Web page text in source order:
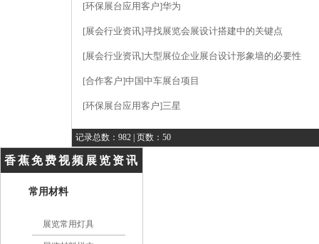
[环保展台应用客户]华为
[展会行业资讯]寻找展览会展设计搭建中的关键点
[展会行业资讯]大型展位企业展台设计形象墙的必要性
[合作客户]中国中车展台项目
[环保展台应用客户]三星
记录总数：982 | 页数：50
香蕉免费视频展览资讯
常用材料
展览常用灯具